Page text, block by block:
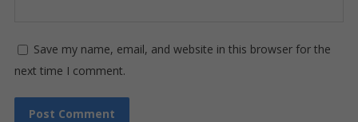
Save my name, email, and website in this browser for the
next time I comment.